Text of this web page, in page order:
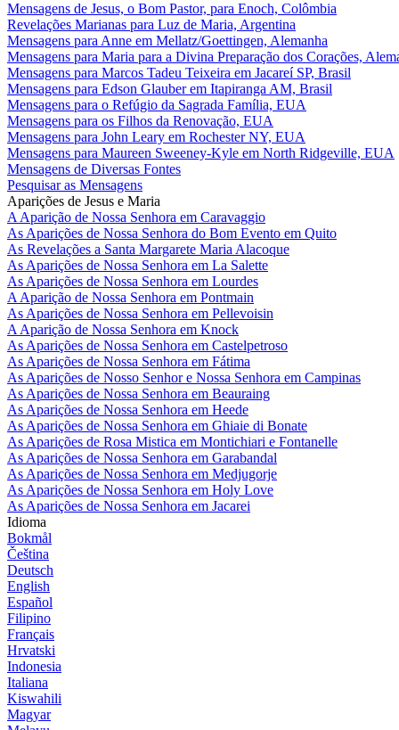
Mensagens de Jesus, o Bom Pastor, para Enoch, Colômbia
Revelações Marianas para Luz de Maria, Argentina
Mensagens para Anne em Mellatz/Goettingen, Alemanha
Mensagens para Maria para a Divina Preparação dos Corações,
Mensagens para Marcos Tadeu Teixeira em Jacareí SP, Brasil
Mensagens para Edson Glauber em Itapiranga AM, Brasil
Mensagens para o Refúgio da Sagrada Família, EUA
Mensagens para os Filhos da Renovação, EUA
Mensagens para John Leary em Rochester NY, EUA
Mensagens para Maureen Sweeney-Kyle em North Ridgeville, EUA
Mensagens de Diversas Fontes
Pesquisar as Mensagens
Aparições de Jesus e Maria
A Aparição de Nossa Senhora em Caravaggio
As Aparições de Nossa Senhora do Bom Evento em Quito
As Revelações a Santa Margarete Maria Alacoque
As Aparições de Nossa Senhora em La Salette
As Aparições de Nossa Senhora em Lourdes
A Aparição de Nossa Senhora em Pontmain
As Aparições de Nossa Senhora em Pellevoisin
A Aparição de Nossa Senhora em Knock
As Aparições de Nossa Senhora em Castelpetroso
As Aparições de Nossa Senhora em Fátima
As Aparições de Nosso Senhor e Nossa Senhora em Campinas
As Aparições de Nossa Senhora em Beauraing
As Aparições de Nossa Senhora em Heede
As Aparições de Nossa Senhora em Ghiaie di Bonate
As Aparições de Rosa Mistica em Montichiari e Fontanelle
As Aparições de Nossa Senhora em Garabandal
As Aparições de Nossa Senhora em Medjugorje
As Aparições de Nossa Senhora em Holy Love
As Aparições de Nossa Senhora em Jacarei
Idioma
Bokmål
Čeština
Deutsch
English
Español
Filipino
Français
Hrvatski
Indonesia
Italiana
Kiswahili
Magyar